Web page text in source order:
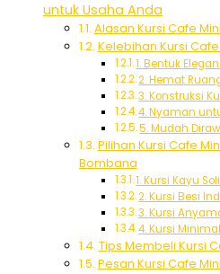
untuk Usaha Anda
Alasan Kursi Cafe
Kelebihan Kursi
1. Bentuk
2. Hemat
3. Konstruksi
4. Nyaman
5. Mudah
Pilihan Kursi Cafe
Bombana
1. Kursi Kayu
2. Kursi Besi
3. Kursi
4. Kursi
Tips Membeli Kursi
Pesan Kursi Cafe